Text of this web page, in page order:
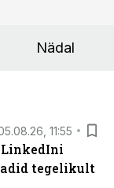
Nädal
11:55
LinkedIni
tegelikult